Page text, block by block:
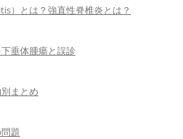
）とは？強直性脊椎炎とは？
垂体腫瘍と誤診
まとめ
題